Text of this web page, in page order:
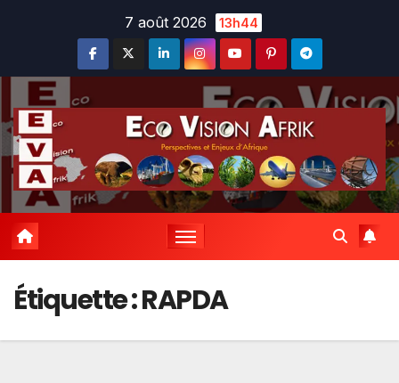
7 août 2026 13h44
Étiquette :RAPDA